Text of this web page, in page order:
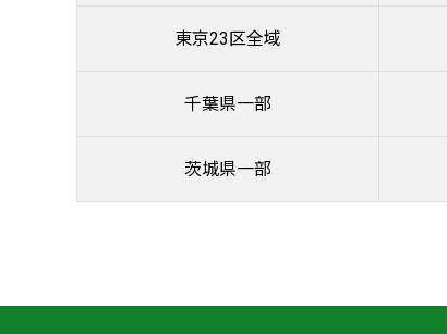
東京23区全域
千葉県一部
茨城県一部